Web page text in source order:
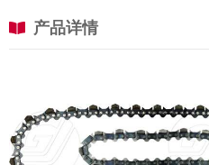
产品详情